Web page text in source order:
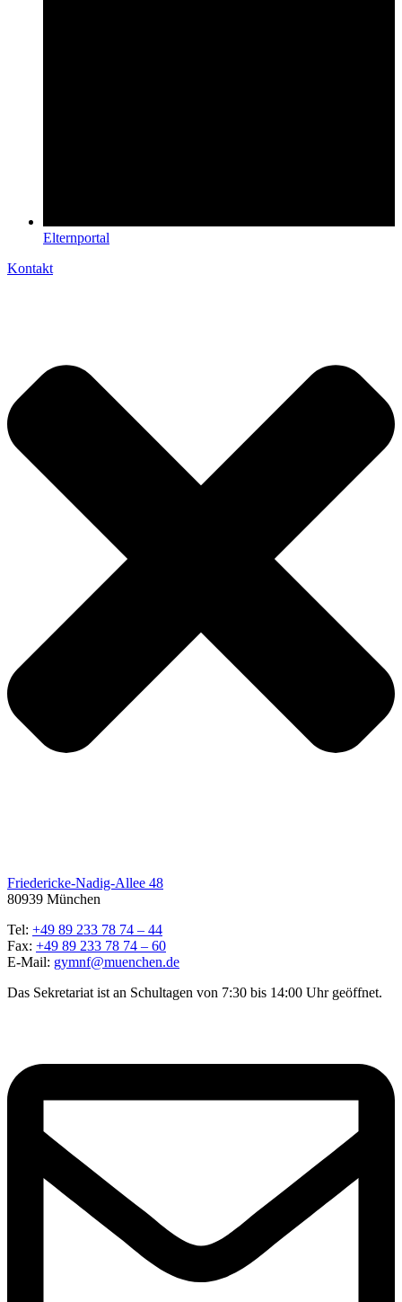
Elternportal
Kontakt
Friedericke-Nadig-Allee 48
80939 München
Tel: +49 89 233 78 74 – 44
Fax: +49 89 233 78 74 – 60
E-Mail: gymnf@muenchen.de
Das Sekretariat ist an Schultagen von 7:30 bis 14:00 Uhr geöffnet.